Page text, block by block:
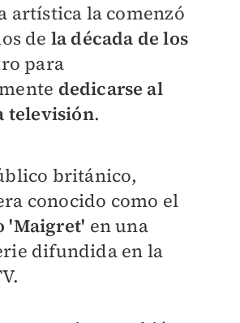
artística la comenzó
de la década de los
para
dedicarse al
televisión.
británico,
conocido como el
'Maigret' en una
difundida en la